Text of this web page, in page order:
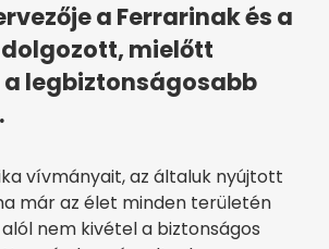
a Ferrarinak és a
dolgozott, mielőtt
legbiztonságosabb
vívmányait, az általuk nyújtott
már az élet minden területén
alól nem kivétel a biztonságos